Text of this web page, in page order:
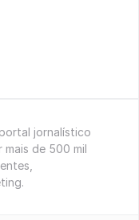
jornalístico
de 500 mil